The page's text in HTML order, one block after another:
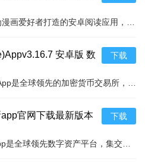
安卓版 数
下载
官网下载最新版本
下载